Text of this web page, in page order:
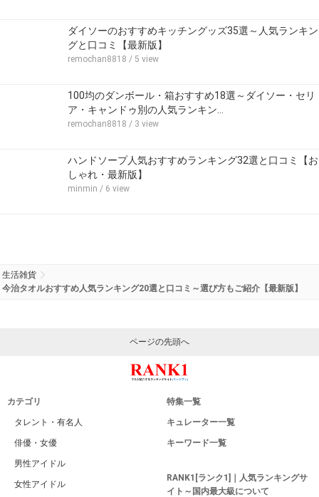
ダイソーのおすすめキッチングッズ35選～人気ランキン
グと口コミ【最新版】
remochan8818 / 5 view
100均のダンボール・箱おすすめ18選～ダイソー・セリ
ア・キャンドゥ別の人気ランキン…
remochan8818 / 3 view
ハンドソープ人気おすすめランキング32選と口コミ【お
しゃれ・最新版】
minmin / 6 view
生活雑貨
今治タオルおすすめ人気ランキング20選と口コミ～選び方もご紹介【最新版】
ページの先頭へ
カテゴリ
タレント・有名人
俳優・女優
男性アイドル
女性アイドル
特集一覧
キュレーター一覧
キーワード一覧
RANK1[ランク1]｜人気ランキングサ
イト～国内最大級について